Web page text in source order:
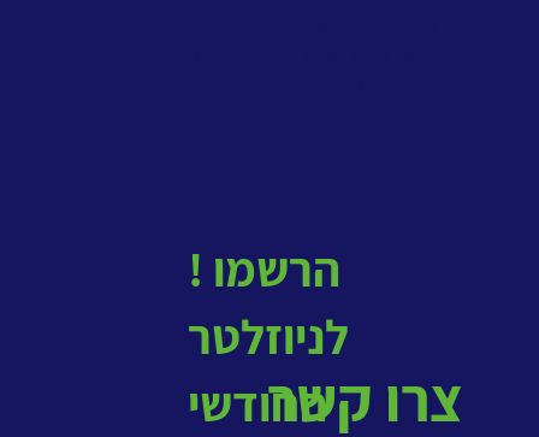
! הרשמו
לניוזלטר
החודשי
צרו קשר